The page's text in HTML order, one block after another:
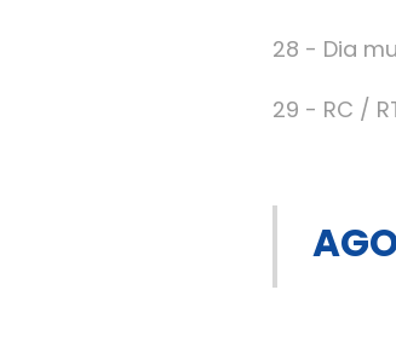
28 - Dia
29 - RC /